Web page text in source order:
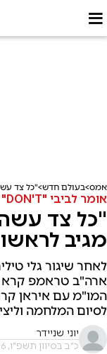
אמס בעולם חדש "כל צד
אומר לביבי "DON'T"
"כל צד
מגיב
לאחר שיגור גלי
ארה"ב טראמפ קרא
המו"מ עם איראן
לסיום המלחמה
יוני שניידר
כ"ב בסיוון תשפ"ו, 07/06/26 23:37